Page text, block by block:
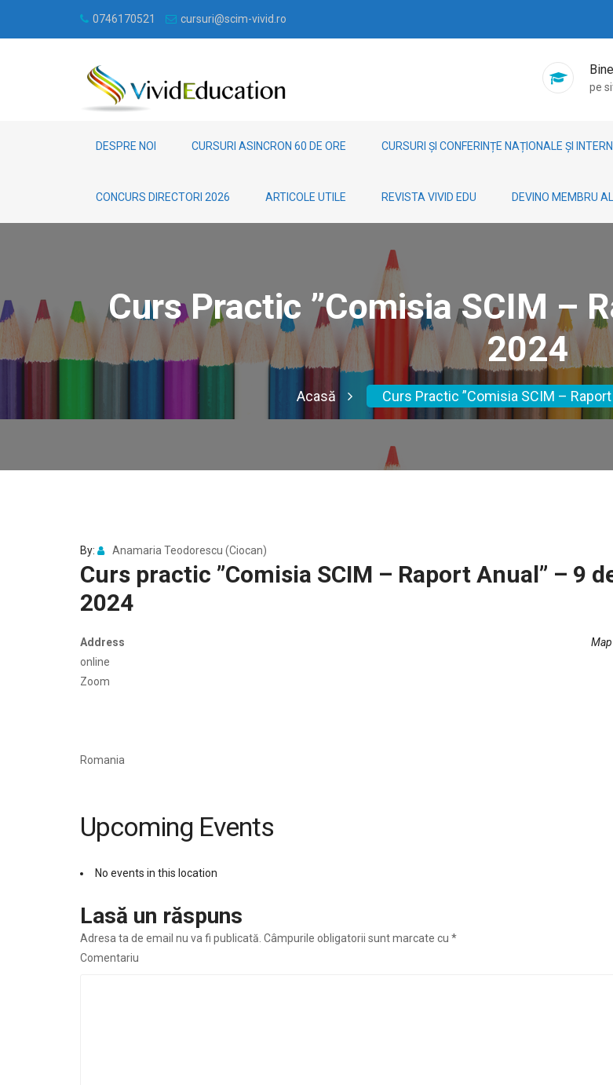
0746170521 cursuri@scim-vivid.ro
pe
DESPRE NOI CURSURI ASINCRON 60 DE ORE CURSURI ȘI CONFERINȚE NAȚIONALE ȘI
CONCURS DIRECTORI 2026 ARTICOLE UTILE REVISTA VIVID EDU DEVINO MEMBRU
Curs Practic ”Comisia SCIM –
2024
Acasă Curs Practic ”Comisia SCIM –
By: Anamaria Teodorescu (Ciocan)
Curs practic ”Comisia SCIM – Raport Anual” – 9
2024
Address
online
Zoom
Romania
Upcoming Events
No events in this location
Lasă un răspuns
Adresa ta de email nu va fi publicată. Câmpurile obligatorii sunt marcate cu *
Comentariu